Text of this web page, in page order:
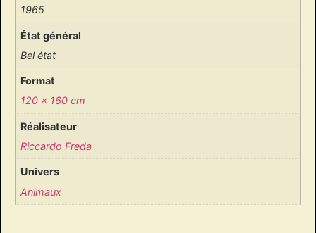
1965
État général
Bel état
Format
120 x 160 cm
Réalisateur
Riccardo Freda
Univers
Animaux